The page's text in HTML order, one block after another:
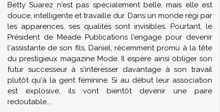
Betty Suarez n'est pas spécialement belle, mais elle est
douce, intelligente et travaille dur. Dans un monde régi par
les apparences, ses qualités sont invisibles. Pourtant, le
Président de Meade Publications l'engage pour devenir
l'assistante de son fils, Daniel, récemment promu à la tête
du prestigieux magazine Mode. Il espère ainsi obliger son
futur successeur à s'intéresser davantage à son travail
plutôt qu'à la gent féminine. Si au début leur association
est explosive, ils vont bientôt devenir une paire
redoutable...